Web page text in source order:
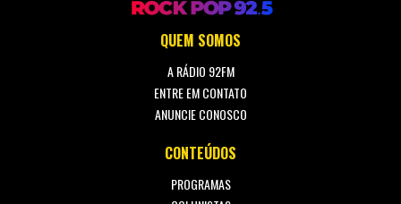
QUEM SOMOS
A RÁDIO 92FM
ENTRE EM CONTATO
ANUNCIE CONOSCO
CONTEÚDOS
PROGRAMAS